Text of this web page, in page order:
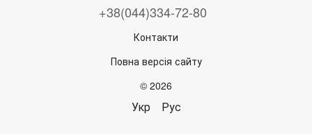
+38(044)334-72-80
Контакти
Повна версія сайту
© 2026
Укр Рус